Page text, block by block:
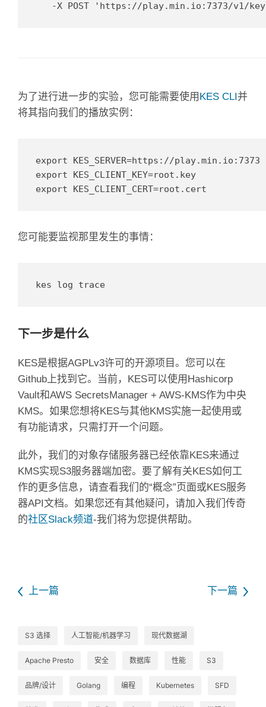
-X POST 'https://play.min.io:7373/v1/
为了进行进一步的实验，您可能需要使用 KES CLI 并
将其指向我们的播放实例：
export KES_SERVER=https://play.min.io:7373
export KES_CLIENT_KEY=root.key
export KES_CLIENT_CERT=root.cert
您可能要监视那里发生的事情：
kes log trace
下一步是什么
KES是根据AGPLv3许可的开源项目。 您可以在
Github上找到它。 当前，KES可以使用 Hashicorp
Vault和AWS SecretsManager + AWS-KMS作为中央
KMS。 如果您想将KES与其他KMS实施一起使用或
有功能请求，只需打开一个问题。
此外，我们的对象存储服务器已经依靠KES来通过
KMS实现S3服务器端加密。 要了解有关KES如何工
作的更多信息，请查看我们的“概念” 页面或KES服务
器API 文档。 如果您还有其他疑问，请加入我们传奇
的社区Slack频道-我们将为您提供帮助。
上一篇 下一篇
S3 选择 人工智能/机器学习 现代数据湖
Apache Presto 安全 数据库 性能 S3
品牌/设计 Golang 编程 Kubernetes SFD